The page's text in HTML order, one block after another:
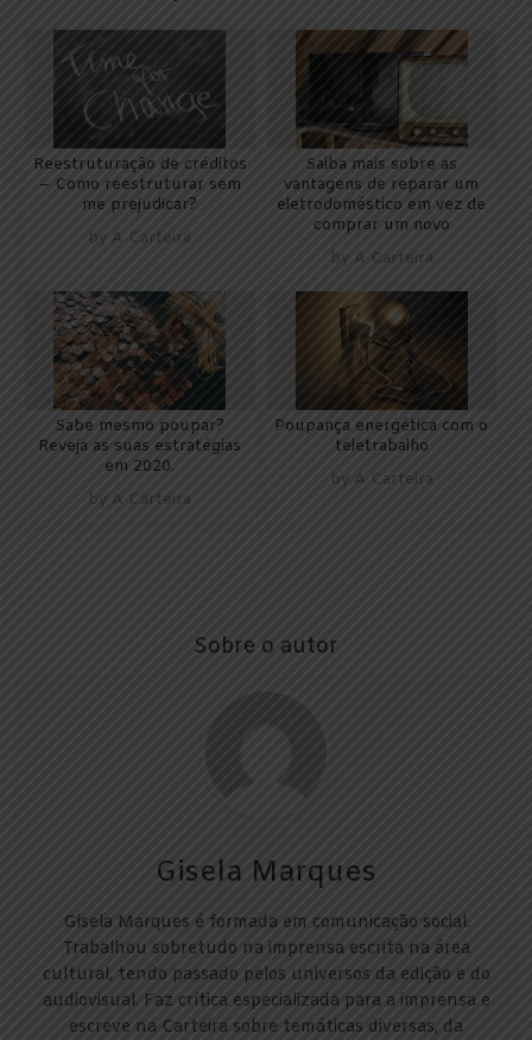
Reestruturação de créditos
– Como reestruturar sem
me prejudicar?
by A Carteira
Saiba mais sobre as
vantagens de reparar um
eletrodoméstico em vez de
comprar um novo
by A Carteira
Sabe mesmo poupar?
Reveja as suas estratégias
em 2020.
by A Carteira
Poupança energética com o
teletrabalho
by A Carteira
Sobre o autor
Gisela Marques
Gisela Marques é formada em comunicação social.
Trabalhou sobretudo na imprensa escrita na área
cultural, tendo passado pelos universos da edição e do
audiovisual. Faz crítica especializada para a imprensa e
escreve na Carteira sobre temáticas diversas, da